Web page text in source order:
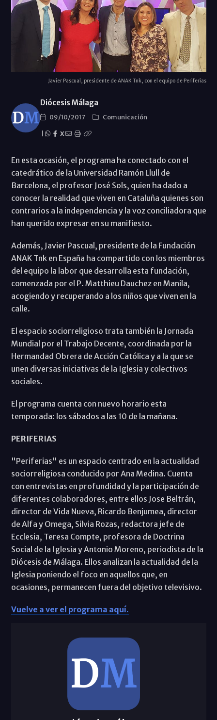
Javier Pascual, presidente de ANAK Tnk, con el equipo de Periferias
Diócesis Málaga
09/10/2017
Comunicación
X
En esta ocasión, el programa ha conectado con el
catedrático de la Universidad Ramón Llull de
Barcelona, el profesor José Sols, quien ha dado a
conocer la realidad que viven en Cataluña quienes son
contrarios a la independencia y la voz conciliadora que
han querido expresar en su manifiesto.
Además, Javier Pascual, presidente de la Fundación
ANAK Tnk en España ha compartido con los miembros
del equipo la labor que desarrolla esta fundación,
comenzada por el P. Matthieu Dauchez en Manila,
acogiendo y recuperando a los niños que viven en la
calle.
El espacio sociorreligioso trata también la Jornada
Mundial por el Trabajo Decente, coordinada por la
Hermandad Obrera de Acción Católica y a la que se
unen diversas iniciativas de la Iglesia y colectivos
sociales.
El programa cuenta con nuevo horario esta
temporada: los sábados a las 10 de la mañana.
PERIFERIAS
"Periferias" es un espacio centrado en la actualidad
sociorreligiosa conducido por Ana Medina. Cuenta
con entrevistas en profundidad y la participación de
diferentes colaboradores, entre ellos Jose Beltrán,
director de Vida Nueva, Ricardo Benjumea, director
de Alfa y Omega, Silvia Rozas, redactora jefe de
Ecclesia, Teresa Compte, profesora de Doctrina
Social de la Iglesia y Antonio Moreno, periodista de la
Diócesis de Málaga. Ellos analizan la actualidad de la
Iglesia poniendo el foco en aquellos que, en
ocasiones, permanecen fuera del objetivo televisivo.
Vuelve a ver el programa aquí.